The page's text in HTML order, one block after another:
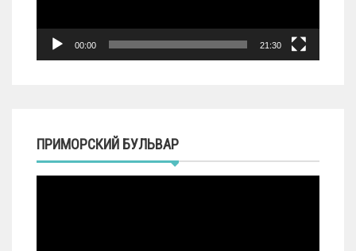
00:00 21:30
ПРИМОРСКИЙ БУЛЬВАР